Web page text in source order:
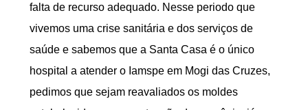
falta de recurso adequado. Nesse periodo que
vivemos uma crise sanitária e dos serviços de
saúde e sabemos que a Santa Casa é o único
hospital a atender o Iamspe em Mogi das Cruzes,
pedimos que sejam reavaliados os moldes